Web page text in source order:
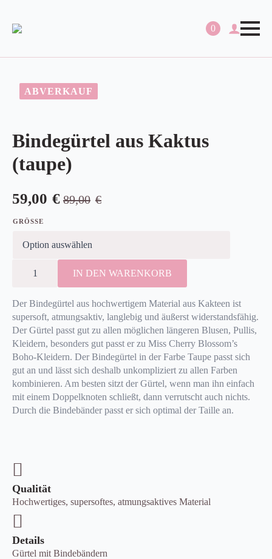
0
ABVERKAUF
Bindegürtel aus Kaktus
(taupe)
89,00 €
Ursprünglicher
Preis
war:
59,00 €
Aktueller
Preis
ist:
59,00€.
GRÖSSE
BINDEGÜRTEL
KAKTUS
IN DEN WARENKORB
Der Bindegürtel aus hochwertigem Material aus Kakteen ist
supersoft, atmungsaktiv, langlebig und äußerst widerstandsfähig.
Der Gürtel passt gut zu allen möglichen längeren Blusen, Pullis,
Kleidern, besonders gut passt er zu Miss Cherry Blossom’s
Boho-Kleidern. Der Bindegürtel in der Farbe Taupe passt sich
gut an und lässt sich deshalb unkompliziert zu allen Farben
kombinieren. Am besten sitzt der Gürtel, wenn man ihn einfach
mit einem Doppelknoten schließt, dann verrutscht auch nichts.
Durch die Bindebänder passt er sich optimal der Taille an.
Qualität
Hochwertiges, supersoftes, atmungsaktives Material
Details
Gürtel mit Bindebändern